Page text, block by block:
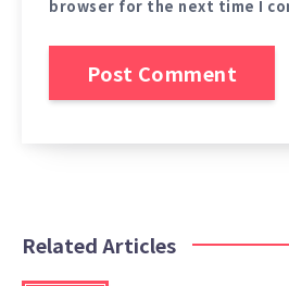
browser for the next time I
Related Articles